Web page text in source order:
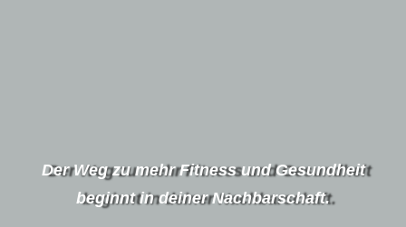
Der Weg zu mehr Fitness und Gesundheit
beginnt in deiner Nachbarschaft.